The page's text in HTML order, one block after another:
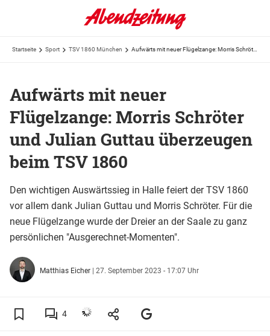
Startseite Sport TSV 1860 München
Aufwärts mit neuer
Flügelzange: Morris Schröter
und Julian Guttau überzeugen
beim TSV 1860
Den wichtigen Auswärtssieg in Halle feiert der TSV 1860
vor allem dank Julian Guttau und Morris Schröter. Für die
neue Flügelzange wurde der Dreier an der Saale zu ganz
persönlichen "Ausgerechnet-Momenten".
Matthias Eicher | 27. September 2023 - 17:07 Uhr
4